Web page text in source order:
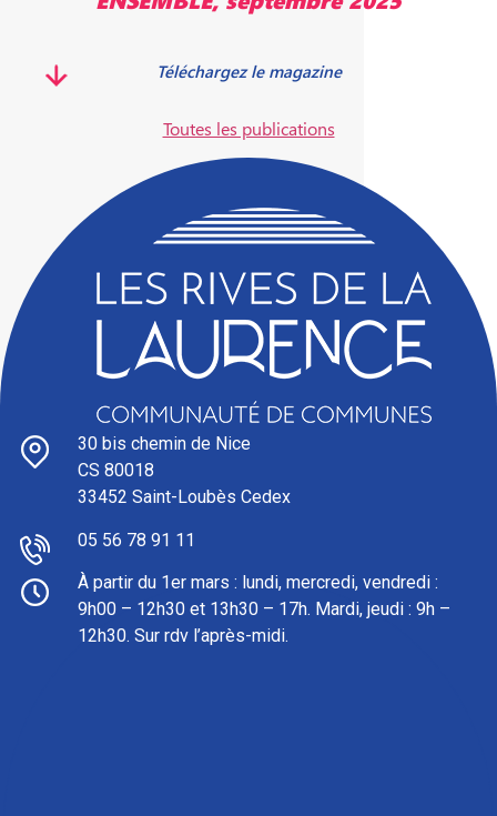
30 bis chemin de Nice
CS 80018
33452 Saint-Loubès Cedex
05 56 78 91 11
À partir du 1er mars : l undi, mercredi, vendredi :
9h00 – 12h30 et 13h30 – 17h. Mardi, jeudi : 9h –
12h30. Sur rdv l’après-midi.
Téléchargez le magazine
Toutes les publications